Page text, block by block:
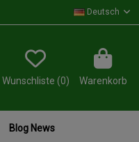
Deutsch
Wunschliste (0) Warenkorb
Blog News